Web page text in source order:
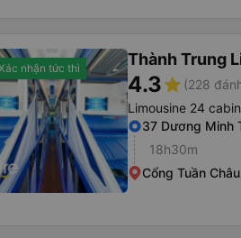
nhận tức thì Thành Trung
4.3star (228
Limousine 24 cabin
37 Dương Minh
18h30m
Cổng Tuần